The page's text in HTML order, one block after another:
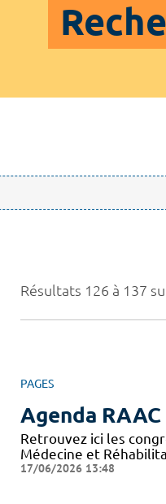
Résultats 126 à 137
PAGES
Agenda RAAC
Retrouvez ici les
Médecine et
17/06/2026 13:48